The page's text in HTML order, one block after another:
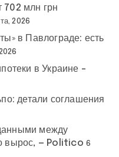
млн грн
2026
в Павлограде: есть
в Украине –
детали соглашения
между
вырос, — Politico 6